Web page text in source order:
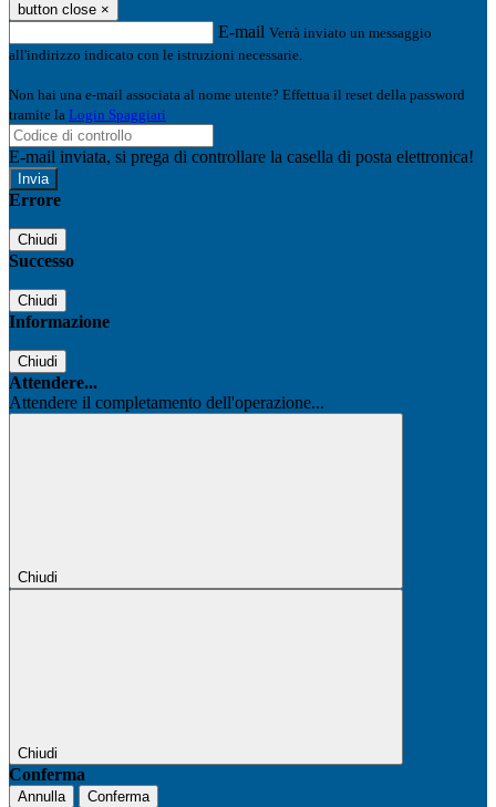
button close ×
E-mail Verrà inviato un messaggio
all'indirizzo indicato con le istruzioni necessarie.
Non hai una e-mail associata al nome utente? Effettua il reset della password
tramite la Login Spaggiari
E-mail inviata, si prega di controllare la casella di posta elettronica!
Errore
Chiudi
Successo
Chiudi
Informazione
Chiudi
Attendere...
Attendere il completamento dell'operazione...
Chiudi
Chiudi
Conferma
Annulla Conferma